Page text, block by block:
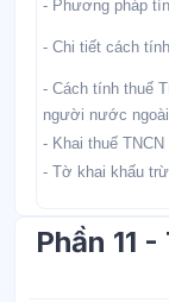
- Phương pháp
- Chi tiết cách
- Cách tính thuế
người nước ngoài
- Khai thuế TNCN
- Tờ khai khấu trừ
Phần 11